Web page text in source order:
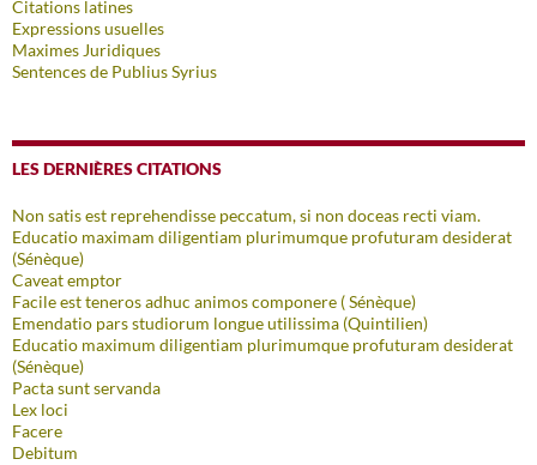
Citations latines
Expressions usuelles
Maximes Juridiques
Sentences de Publius Syrius
LES DERNIÈRES CITATIONS
Non satis est reprehendisse peccatum, si non doceas recti viam.
Educatio maximam diligentiam plurimumque profuturam desiderat
(Sénèque)
Caveat emptor
Facile est teneros adhuc animos componere ( Sénèque)
Emendatio pars studiorum longue utilissima (Quintilien)
Educatio maximum diligentiam plurimumque profuturam desiderat
(Sénèque)
Pacta sunt servanda
Lex loci
Facere
Debitum